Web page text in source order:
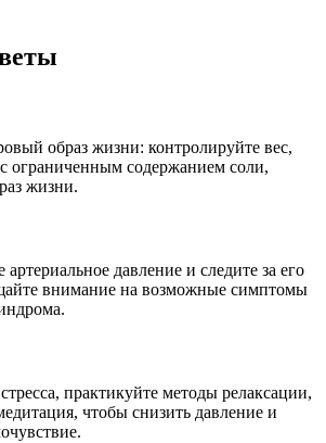
образ жизни: контролируйте вес,
ограниченным содержанием соли,
жизни.
артериальное давление и следите за его
внимание на возможные симптомы
практикуйте методы релаксации,
чтобы снизить давление и